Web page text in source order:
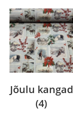
Jõulu kangad
(4)